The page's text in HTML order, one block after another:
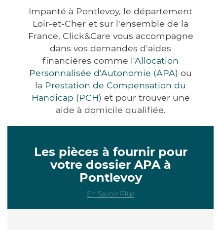
Impanté à Pontlevoy, le département
Loir-et-Cher et sur l'ensemble de la
France, Click&Care vous accompagne
dans vos demandes d'aides
financières comme l'Allocation
Personnalisée d'Autonomie (APA) ou
la Prestation de Compensation du
Handicap (PCH) et pour trouver une
aide à domicile qualifiée.
Les pièces à fournir pour
votre dossier APA à
Pontlevoy
En Savoir Plus